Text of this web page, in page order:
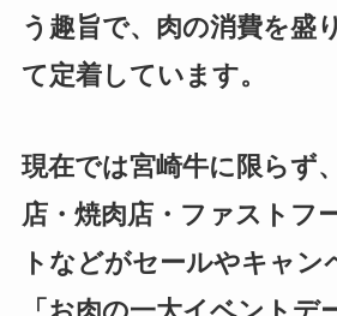
う趣旨で、肉の消費を盛
て定着しています。
現在では宮崎牛に限らず
店・焼肉店・ファストフ
トなどがセールやキャン